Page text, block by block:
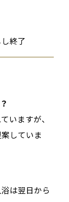
終了
いますが、
していま
は翌日から